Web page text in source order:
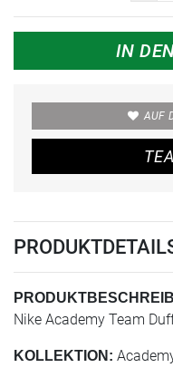
IN
AUF
Nike Academy Team
KOLLEKTION: